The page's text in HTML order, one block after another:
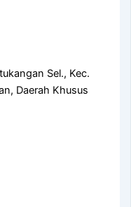
Sel., Kec.
Daerah Khusus